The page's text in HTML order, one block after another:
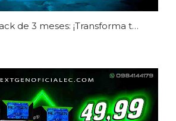
Legend 20% - Pack de 3 meses: ¡Transforma tu look y conviértete en una leyenda!